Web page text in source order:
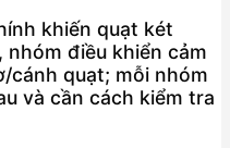
khiến quạt két
điều khiển cảm
cánh quạt; mỗi nhóm
và cần cách kiểm tra